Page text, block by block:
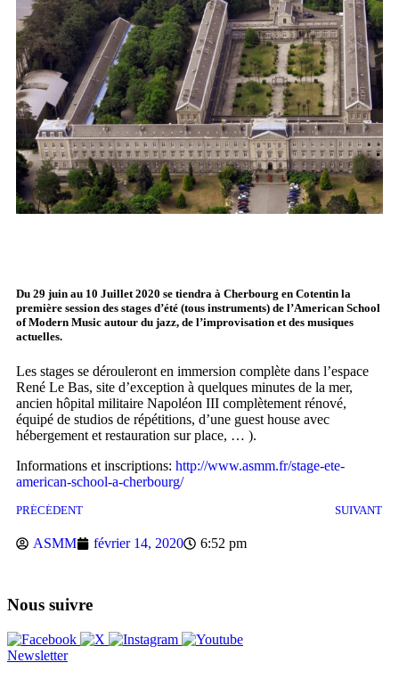
Du 29 juin au 10 Juillet 2020 se tiendra à Cherbourg en Cotentin la
première session des stages d’été (tous instruments) de l’American School
of Modern Music autour du jazz, de l’improvisation et des musiques
actuelles.
Les stages se dérouleront en immersion complète dans l’espace
René Le Bas, site d’exception à quelques minutes de la mer,
ancien hôpital militaire Napoléon III complètement rénové,
équipé de studios de répétitions, d’une guest house avec
hébergement et restauration sur place, … ).
Informations et inscriptions: http://www.asmm.fr/stage-ete-
american-school-a-cherbourg/
PRÉCÉDENT SUIVANT
ASMM février 14, 2020 6:52 pm
Nous suivre
Newsletter